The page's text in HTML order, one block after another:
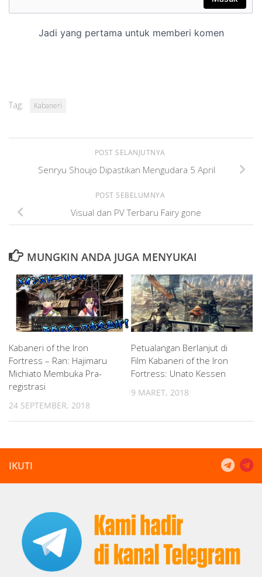
Tag: Kabaneri
POST SELANJUTNYA
Senryu Shoujo Dipastikan Mengudara 5 April
POST SEBELUMNYA
Visual dan PV Terbaru Fairy gone
MUNGKIN ANDA JUGA MENYUKAI
Kabaneri of the Iron
Fortress – Ran: Hajimaru
Michiato Membuka Pra-
registrasi
24 SEPTEMBER, 2018
Petualangan Berlanjut di
Film Kabaneri of the Iron
Fortress: Unato Kessen
9 MARET, 2018
IKUTI